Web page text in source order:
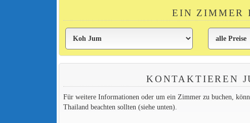
EIN ZIMMER
KONTAKTIEREN
Für weitere Informationen oder um ein Zimmer zu buchen,
Thailand beachten sollten (siehe unten).